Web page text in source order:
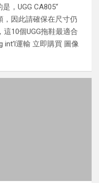
，UGG CA805“
，因此請確保在尺寸仍
10個UGG拖鞋最適合
int’l運輸 立即購買 圖像